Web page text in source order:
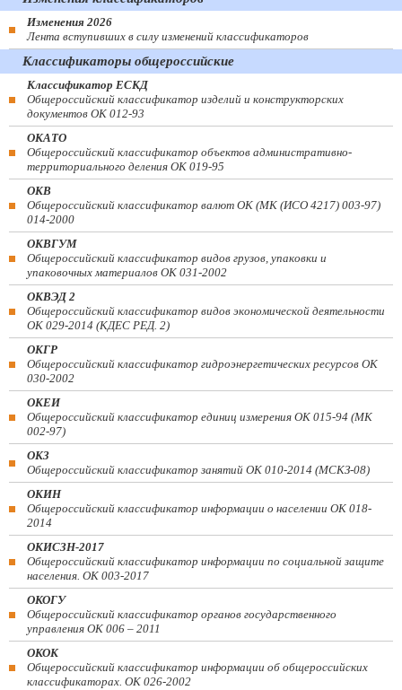
Изменения 2026
Лента вступивших в силу изменений классификаторов
Классификаторы общероссийские
Классификатор ЕСКД
Общероссийский классификатор изделий и конструкторских
документов ОК 012-93
ОКАТО
Общероссийский классификатор объектов административно-
территориального деления ОК 019-95
ОКВ
Общероссийский классификатор валют ОК (МК (ИСО 4217) 003-97)
014-2000
ОКВГУМ
Общероссийский классификатор видов грузов, упаковки и
упаковочных материалов ОК 031-2002
ОКВЭД 2
Общероссийский классификатор видов экономической деятельности
ОК 029-2014 (КДЕС РЕД. 2)
ОКГР
Общероссийский классификатор гидроэнергетических ресурсов ОК
030-2002
ОКЕИ
Общероссийский классификатор единиц измерения ОК 015-94 (МК
002-97)
ОКЗ
Общероссийский классификатор занятий ОК 010-2014 (МСКЗ-08)
ОКИН
Общероссийский классификатор информации о населении ОК 018-
2014
ОКИСЗН-2017
Общероссийский классификатор информации по социальной защите
населения. ОК 003-2017
ОКОГУ
Общероссийский классификатор органов государственного
управления ОК 006 – 2011
ОКОК
Общероссийский классификатор информации об общероссийских
классификаторах. ОК 026-2002